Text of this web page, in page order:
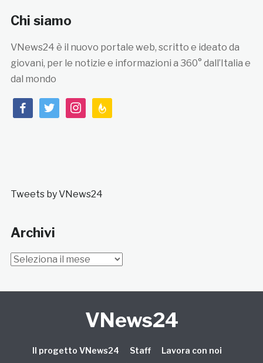
Chi siamo
VNews24 è il nuovo portale web, scritto e ideato da
giovani, per le notizie e informazioni a 360° dall’Italia e
dal mondo
facebooktwitterinstagramfeedburner
Tweets by VNews24
Archivi
Archivi
VNews24
Il progetto VNews24 Staff
Lavora con noi